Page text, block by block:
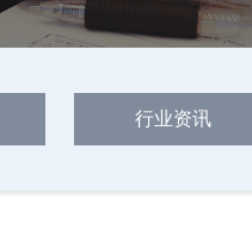
行业资讯